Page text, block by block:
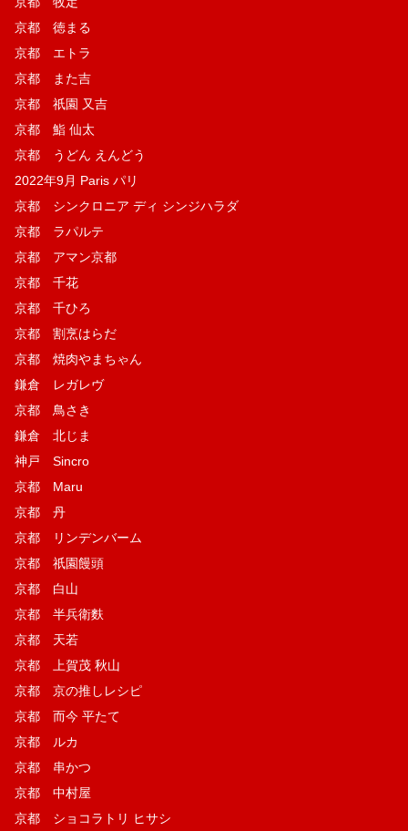
京都 徳まる
京都 エトラ
京都 また吉
京都 祇園 又吉
京都 鮨 仙太
京都 うどん えんどう
2022年9月 Paris パリ
京都 シンクロニア ディ シンジハラダ
京都 ラパルテ
京都 アマン京都
京都 千花
京都 千ひろ
京都 割烹はらだ
京都 焼肉やまちゃん
鎌倉 レガレヴ
京都 鳥さき
鎌倉 北じま
神戸 Sincro
京都 Maru
京都 丹
京都 リンデンバーム
京都 祇園饅頭
京都 白山
京都 半兵衛麩
京都 天若
京都 上賀茂 秋山
京都 京の推しレシピ
京都 而今 平たて
京都 ルカ
京都 串かつ
京都 中村屋
京都 ショコラトリ ヒサシ